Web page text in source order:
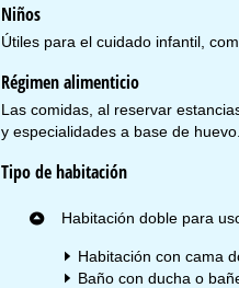
Niños
Útiles para el cuidado infantil,
Régimen alimenticio
Las comidas, al reservar
y especialidades a base de
Tipo de habitación
Habitación doble para
Habitación con cama
Baño con ducha o